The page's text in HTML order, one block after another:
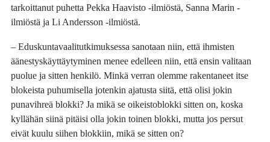
tarkoittanut puhetta Pekka Haavisto -ilmiöstä, Sanna Marin -
ilmiöstä ja Li Andersson -ilmiöstä.
– Eduskuntavaalitutkimuksessa sanotaan niin, että ihmisten
äänestyskäyttäytyminen menee edelleen niin, että ensin valitaan
puolue ja sitten henkilö. Minkä verran olemme rakentaneet itse
blokeista puhumisella jotenkin ajatusta siitä, että olisi jokin
punavihreä blokki? Ja mikä se oikeistoblokki sitten on, koska
kyllähän siinä pitäisi olla jokin toinen blokki, mutta jos persut
eivät kuulu siihen blokkiin, mikä se sitten on?